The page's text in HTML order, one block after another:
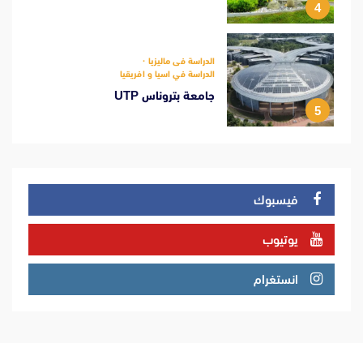
4
5
الدراسة فى ماليزيا
الدراسة في اسيا و افريقيا
جامعة بتروناس UTP
فيسبوك
يوتيوب
انستغرام